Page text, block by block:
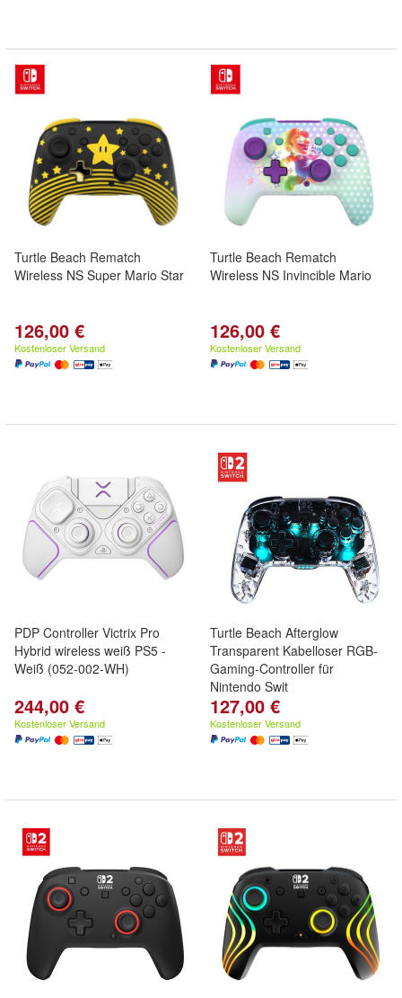
Turtle Beach Rematch
Wireless NS Super Mario Star
126,00 €
Kostenloser Versand
Turtle Beach Rematch
Wireless NS Invincible Mario
126,00 €
Kostenloser Versand
PDP Controller Victrix Pro
Hybrid wireless weiß PS5 -
Weiß (052-002-WH)
244,00 €
Kostenloser Versand
Turtle Beach Afterglow
Transparent Kabelloser RGB-
Gaming-Controller für
Nintendo Swit
127,00 €
Kostenloser Versand